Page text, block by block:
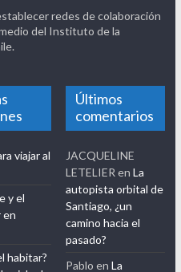
redes de colaboración
del Instituto de la
viajar al
y el
en
habitar?
Últimos
comentarios
JACQUELINE
LETELIER enLa
autopista orbital de
Santiago, ¿un
camino hacia el
pasado?
Pablo enLa